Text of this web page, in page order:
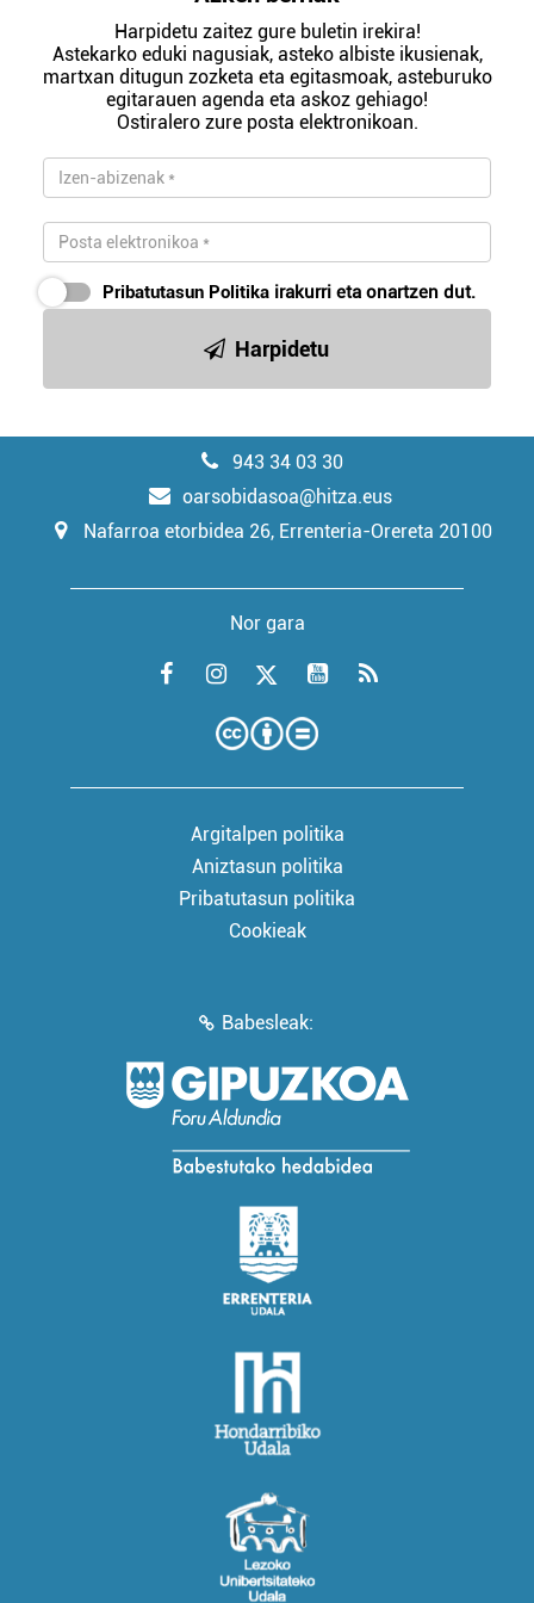
Harpidetu zaitez gure buletin irekira!
Astekarko eduki nagusiak, asteko albiste ikusienak,
martxan ditugun zozketa eta egitasmoak, asteburuko
egitarauen agenda eta askoz gehiago!
Ostiralero zure posta elektronikoan.
Pribatutasun Politika irakurri eta onartzen dut.
Harpidetu
943 34 03 30
oarsobidasoa@hitza.eus
Nafarroa etorbidea 26, Errenteria-Orereta 20100
Nor gara
Argitalpen politika
Aniztasun politika
Pribatutasun politika
Cookieak
Babesleak: